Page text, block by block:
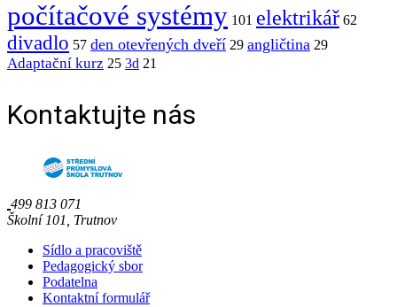
počítačové systémy 101 elektrikář 62
divadlo 57 den otevřených dveří 29 angličtina 29
Adaptační kurz 25 3d 21
Kontaktujte nás
499 813 071
Školní 101, Trutnov
Sídlo a pracoviště
Pedagogický sbor
Podatelna
Kontaktní formulář